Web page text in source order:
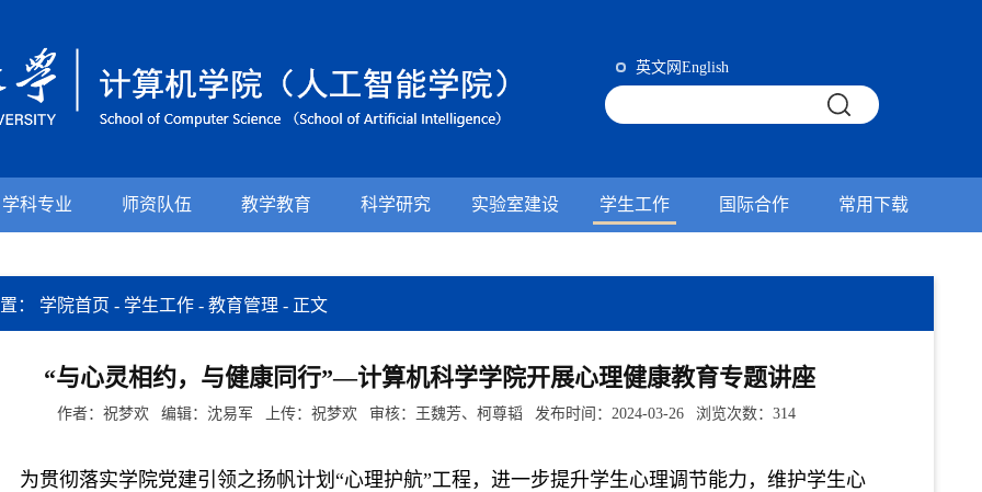
英文网English
学科专业 师资队伍 教学教育 科学研究 实验室建设 学生工作 国际合作 常用下载
： 学院首页 - 学生工作 - 教育管理 - 正文
“与心灵相约，与健康同行”—计算机科学学院开展心理健康教育专题讲座
作者：祝梦欢 编辑：沈易军 上传：祝梦欢 审核：王魏芳、柯尊韬 发布时间：2024-03-26 浏览次数： 314
为贯彻落实学院党建引领之扬帆计划“心理护航”工程 ，进一步提升学生心理调节能力，维护学生心